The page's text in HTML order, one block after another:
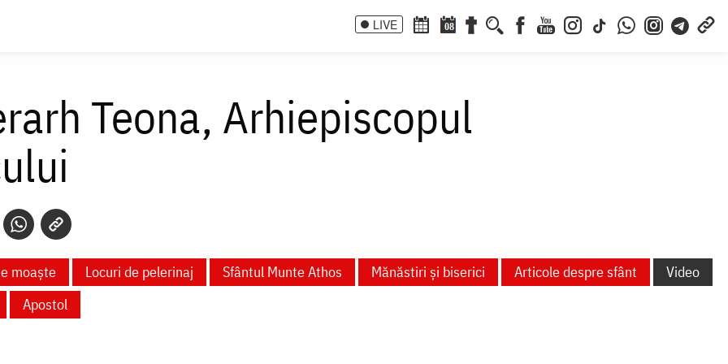
LIVE 08
Teona, Arhiepiscopul
moaște Locuri de pelerinaj Sfântul Munte Athos Mănăstiri și biserici Articole despre sfânt
Video
Apostol